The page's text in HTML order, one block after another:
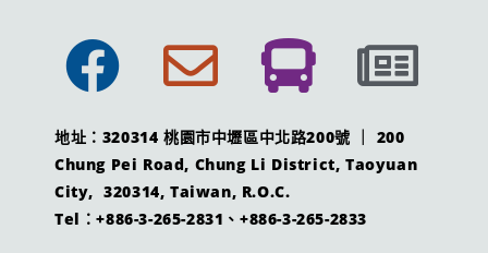
地址：320314 桃園市中壢區中北路200號 ｜ 200
Chung Pei Road, Chung Li District, Taoyuan
City, 320314, Taiwan, R.O.C.
Tel：+886-3-265-2831、+886-3-265-2833